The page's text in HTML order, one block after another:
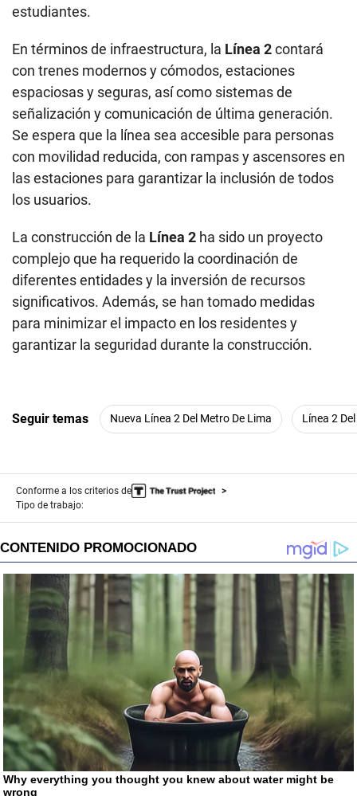
estudiantes.
En términos de infraestructura, la Línea 2contará
con trenes modernos y cómodos, estaciones
espaciosas y seguras, así como sistemas de
señalización y comunicación de última generación.
Se espera que la línea sea accesible para personas
con movilidad reducida, con rampas y ascensores en
las estaciones para garantizar la inclusión de todos
los usuarios.
La construcción de la Línea 2 ha sido un proyecto
complejo que ha requerido la coordinación de
diferentes entidades y la inversión de recursos
significativos. Además, se han tomado medidas
para minimizar el impacto en los residentes y
garantizar la seguridad durante la construcción.
Seguir temas Nueva Línea 2 Del Metro De Lima Línea 2
Conforme a los criterios de
Tipo de trabajo: